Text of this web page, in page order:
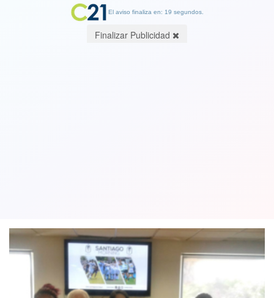
El aviso finaliza en: 19 segundos.
Finalizar Publicidad